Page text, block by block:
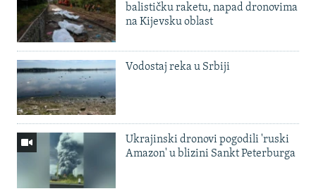
balističku raketu, napad dronovima
na Kijevsku oblast
Vodostaj reka u Srbiji
Ukrajinski dronovi pogodili 'ruski
Amazon' u blizini Sankt Peterburga